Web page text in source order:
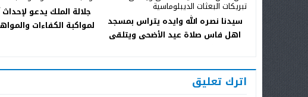
سيدنا نصره الله وايده يتراس بمسجد
اهل فاس صلاة عيد الأضحى ويتلقى
جلالة الملك يدعو
لمواكبة الكفاءات
اترك تعليق